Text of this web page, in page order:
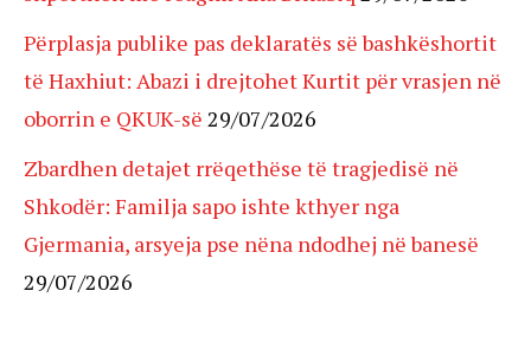
Përplasja publike pas deklaratës së bashkëshortit
të Haxhiut: Abazi i drejtohet Kurtit për vrasjen në
oborrin e QKUK-së 29/07/2026
Zbardhen detajet rrëqethëse të tragjedisë në
Shkodër: Familja sapo ishte kthyer nga
Gjermania, arsyeja pse nëna ndodhej në banesë
29/07/2026